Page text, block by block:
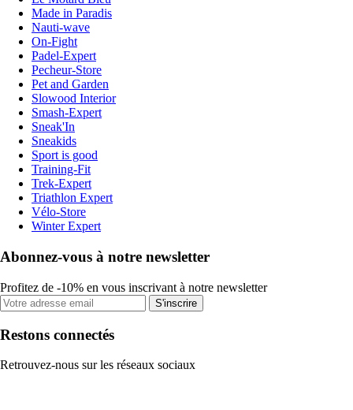
Made in Paradis
Nauti-wave
On-Fight
Padel-Expert
Pecheur-Store
Pet and Garden
Slowood Interior
Smash-Expert
Sneak'In
Sneakids
Sport is good
Training-Fit
Trek-Expert
Triathlon Expert
Vélo-Store
Winter Expert
Abonnez-vous à notre newsletter
Profitez de -10% en vous inscrivant à notre newsletter
S'inscrire
Restons connectés
Retrouvez-nous sur les réseaux sociaux